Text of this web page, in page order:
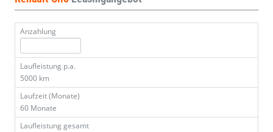
Anzahlung
Laufleistung p.a.
5000 km
Laufzeit (Monate)
60 Monate
Laufleistung gesamt